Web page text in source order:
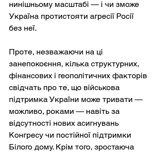
нинішньому масштабі — і чи зможе
Україна протистояти агресії Росії
без неї.
Проте, незважаючи на ці
занепокоєння, кілька структурних,
фінансових і геополітичних факторів
свідчать про те, що військова
підтримка України може тривати —
можливо, роками — навіть за
відсутності нових асигнувань
Конгресу чи постійної підтримки
Білого дому. Крім того, зростаюча